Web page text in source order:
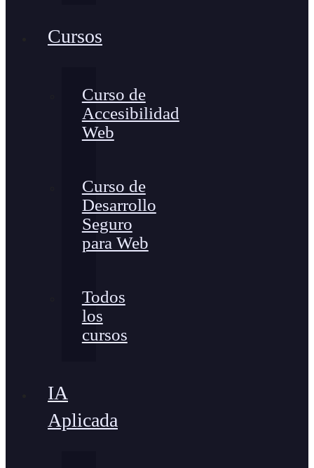
Cursos
Curso de
Accesibilidad
Web
Curso de
Desarrollo
Seguro
para Web
Todos
los
cursos
IA
Aplicada